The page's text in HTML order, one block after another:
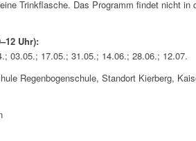
Trinkflasche. Das Programm findet nicht in
Uhr):
03.05.; 17.05.; 31.05.; 14.06.; 28.06.; 12.07.
Regenbogenschule, Standort Kierberg,